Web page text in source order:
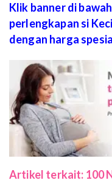
Klik banner di
perlengkapan si
dengan harga
Artikel terkait: 100